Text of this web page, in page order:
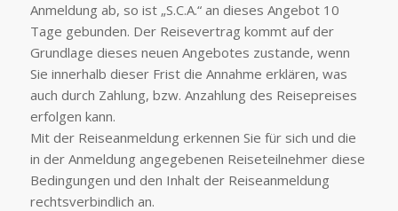
Anmeldung ab, so ist „S.C.A.“ an dieses Angebot 10
Tage gebunden. Der Reisevertrag kommt auf der
Grundlage dieses neuen Angebotes zustande, wenn
Sie innerhalb dieser Frist die Annahme erklären, was
auch durch Zahlung, bzw. Anzahlung des Reisepreises
erfolgen kann.
Mit der Reiseanmeldung erkennen Sie für sich und die
in der Anmeldung angegebenen Reiseteilnehmer diese
Bedingungen und den Inhalt der Reiseanmeldung
rechtsverbindlich an.